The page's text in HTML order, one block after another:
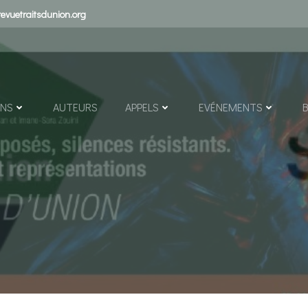
AUTEURS APPELS EVÉNEMENTS